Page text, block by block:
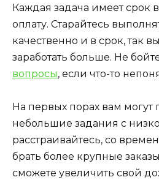
Каждая задача имеет срок
оплату. Старайтесь
качественно и в срок, так
заработать больше. Не
вопросы, если что-то
На первых порах вам могут
небольшие задания с
расстраивайтесь, со
брать более крупные
сможете увеличить свой